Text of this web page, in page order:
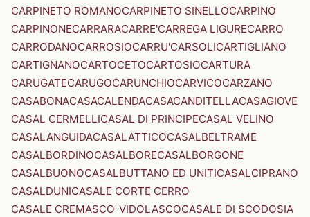
CARPINETO ROMANOCARPINETO SINELLOCARPINO
CARPINONECARRARACARRE'CARREGA LIGURECARRO
CARRODANOCARROSIOCARRU'CARSOLICARTIGLIANO
CARTIGNANOCARTOCETOCARTOSIOCARTURA
CARUGATECARUGOCARUNCHIOCARVICOCARZANO
CASABONACASACALENDACASACANDITELLACASAGIOVE
CASAL CERMELLICASAL DI PRINCIPECASAL VELINO
CASALANGUIDACASALATTICOCASALBELTRAME
CASALBORDINOCASALBORECASALBORGONE
CASALBUONOCASALBUTTANO ED UNITICASALCIPRANO
CASALDUNICASALE CORTE CERRO
CASALE CREMASCO-VIDOLASCOCASALE DI SCODOSIA